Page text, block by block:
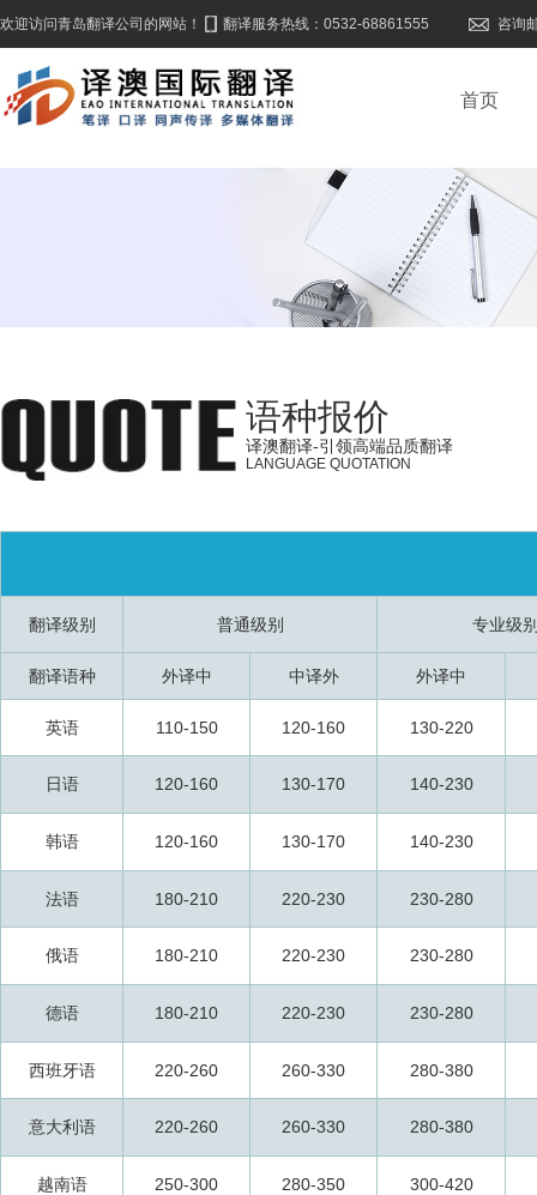
欢迎访问青岛翻译公司的网站！ 翻译服务热线：0532-68861555 咨询
首页
语种报价
译澳翻译-引领高端品质翻译
LANGUAGE QUOTATION
翻译级别 普通级别 专业级
翻译语种 外译中 中译外 外译中
英语 110-150 120-160 130-220
日语 120-160 130-170 140-230
韩语 120-160 130-170 140-230
法语 180-210 220-230 230-280
俄语 180-210 220-230 230-280
德语 180-210 220-230 230-280
西班牙语 220-260 260-330 280-380
意大利语 220-260 260-330 280-380
越南语 250-300 280-350 300-420